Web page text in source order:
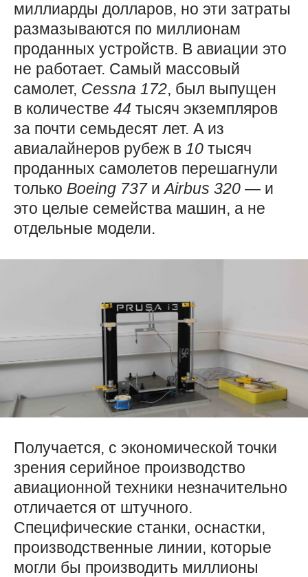
миллиарды долларов, но эти затраты
размазываются по миллионам
проданных устройств. В авиации это
не работает. Самый массовый
самолет, Cessna 172, был выпущен
в количестве 44 тысяч экземпляров
за почти семьдесят лет. А из
авиалайнеров рубеж в 10 тысяч
проданных самолетов перешагнули
только Boeing 737иAirbus 320 — ​и
это целые семейства машин, а не
отдельные модели.
Получается, с экономической точки
зрения серийное производство
авиационной техники незначительно
отличается от штучного.
Специфические станки, оснастки,
производственные линии, которые
могли бы производить миллионы